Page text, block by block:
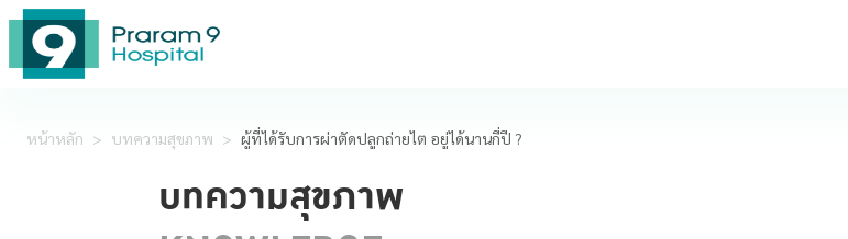
หน้าหลัก > บทความสุขภาพ > ผู้ที่ได้รับการผ่าตัดปลูกถ่ายไต อยู่ได้นานกี่ปี ?
บทความสุขภาพ